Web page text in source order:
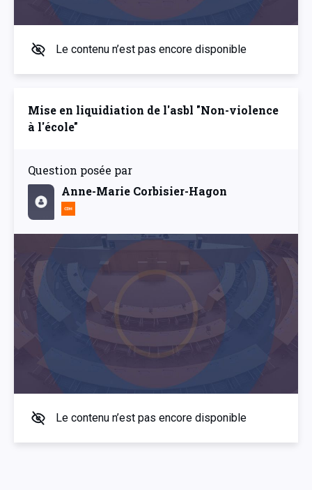
Le contenu n’est pas encore disponible
Mise en liquidiation de l'asbl "Non-violence
à l'école"
Question posée par
Anne-Marie Corbisier-Hagon
Le contenu n’est pas encore disponible